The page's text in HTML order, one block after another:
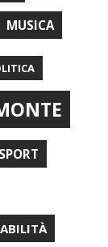
MUSICA
SPORT